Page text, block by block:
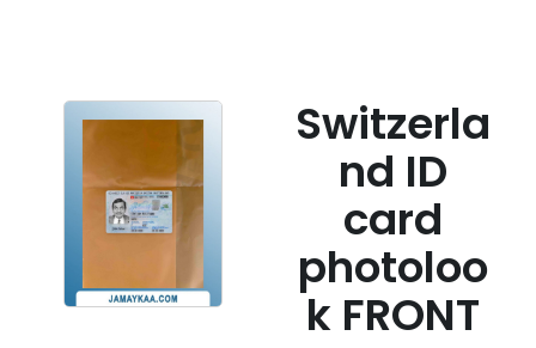
Switzerla
nd ID
card
photoloo
k FRONT